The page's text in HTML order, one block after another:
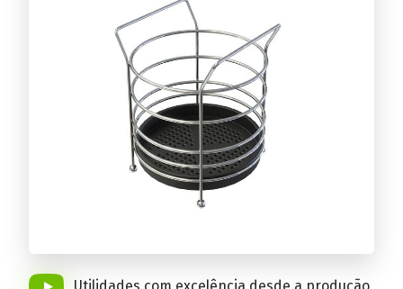
Conheça a linha completa!
ACESSÓRIOS PARA CHURRASCO
Conheça a linha completa!
CORTAR E SERVIR
Conheça a linha completa!